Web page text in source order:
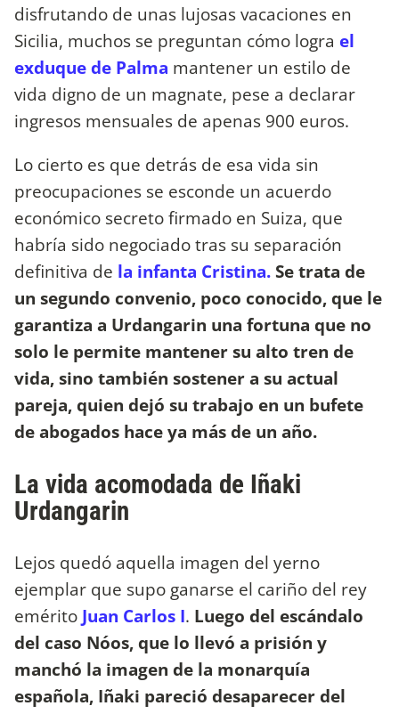
disfrutando de unas lujosas vacaciones en
Sicilia, muchos se preguntan cómo logra el
exduque de Palma mantener un estilo de
vida digno de un magnate, pese a declarar
ingresos mensuales de apenas 900 euros.
Lo cierto es que detrás de esa vida sin
preocupaciones se esconde un acuerdo
económico secreto firmado en Suiza, que
habría sido negociado tras su separación
definitiva de la infanta Cristina.Se trata de
un segundo convenio, poco conocido, que le
garantiza a Urdangarin una fortuna que no
solo le permite mantener su alto tren de
vida, sino también sostener a su actual
pareja, quien dejó su trabajo en un bufete
de abogados hace ya más de un año.
La vida acomodada de Iñaki
Urdangarin
Lejos quedó aquella imagen del yerno
ejemplar que supo ganarse el cariño del rey
emérito Juan Carlos I. Luego del escándalo
del caso Nóos, que lo llevó a prisión y
manchó la imagen de la monarquía
española, Iñaki pareció desaparecer del